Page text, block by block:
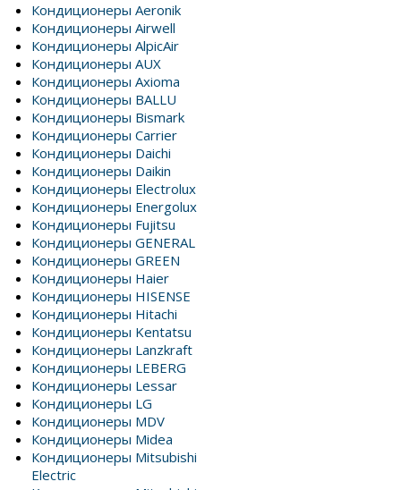
Кондиционеры Aeronik
Кондиционеры Airwell
Кондиционеры AlpicAir
Кондиционеры AUX
Кондиционеры Axioma
Кондиционеры BALLU
Кондиционеры Bismark
Кондиционеры Carrier
Кондиционеры Daichi
Кондиционеры Daikin
Кондиционеры Electrolux
Кондиционеры Energolux
Кондиционеры Fujitsu
Кондиционеры GENERAL
Кондиционеры GREEN
Кондиционеры Haier
Кондиционеры HISENSE
Кондиционеры Hitachi
Кондиционеры Kentatsu
Кондиционеры Lanzkraft
Кондиционеры LEBERG
Кондиционеры Lessar
Кондиционеры LG
Кондиционеры MDV
Кондиционеры Midea
Кондиционеры Mitsubishi
Electric